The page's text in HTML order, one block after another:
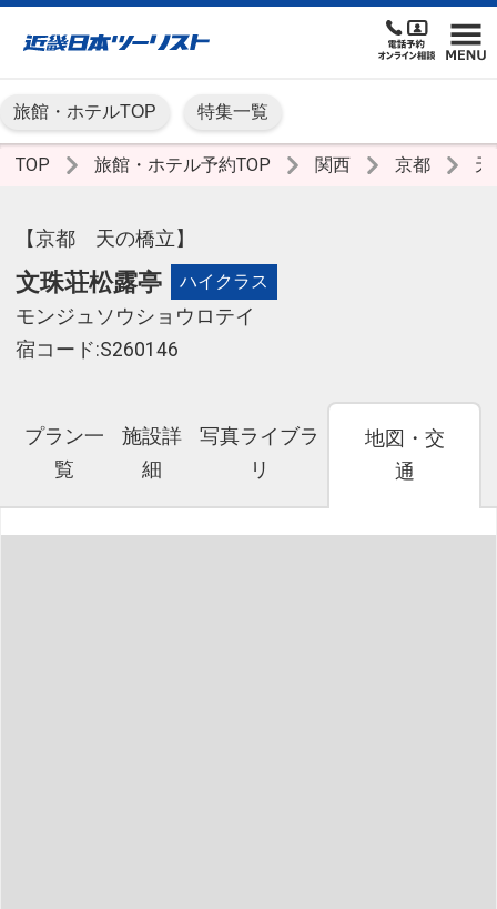
旅館・ホテルTOP 特集一覧
TOP 旅館・ホテル予約TOP 関西 京都
【京都 天の橋立】
文珠荘松露亭 ハイクラス
モンジュソウショウロテイ
宿コード:S260146
プラン一
覧
施設詳
細
写真ライブラ
リ
地図・交
通